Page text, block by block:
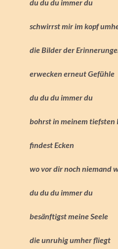
du du du immer du
schwirrst mir im kopf
die Bilder der
erwecken erneut Gefühle
du du du immer du
bohrst in meinem tiefsten
findest Ecken
wo vor dir noch niemand
du du du immer du
besänftigst meine Seele
die unruhig umher fliegt